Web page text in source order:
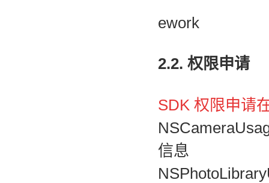
ework
2.2. 权限申请
SDK 权限申请
信息